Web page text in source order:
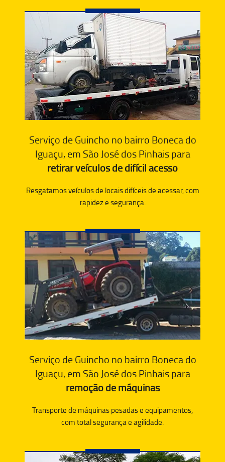
Serviço de Guincho no bairro Boneca do
Iguaçu, em São José dos Pinhais para
retirar veículos de difícil acesso
Resgatamos veículos de locais difíceis de acessar, com
rapidez e segurança.
Serviço de Guincho no bairro Boneca do
Iguaçu, em São José dos Pinhais para
remoção de máquinas
Transporte de máquinas pesadas e equipamentos,
com total segurança e agilidade.